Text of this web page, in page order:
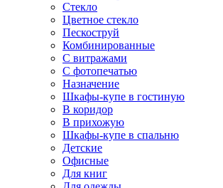
Стекло
Цветное стекло
Пескоструй
Комбинированные
С витражами
С фотопечатью
Назначение
Шкафы-купе в гостиную
В коридор
В прихожую
Шкафы-купе в спальню
Детские
Офисные
Для книг